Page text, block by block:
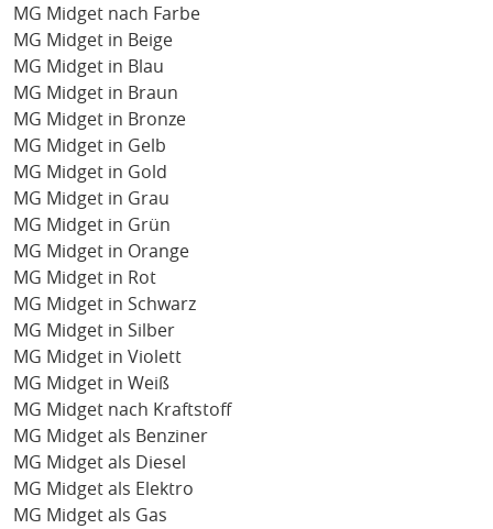
MG Midget nach Farbe
MG Midget in Beige
MG Midget in Blau
MG Midget in Braun
MG Midget in Bronze
MG Midget in Gelb
MG Midget in Gold
MG Midget in Grau
MG Midget in Grün
MG Midget in Orange
MG Midget in Rot
MG Midget in Schwarz
MG Midget in Silber
MG Midget in Violett
MG Midget in Weiß
MG Midget nach Kraftstoff
MG Midget als Benziner
MG Midget als Diesel
MG Midget als Elektro
MG Midget als Gas